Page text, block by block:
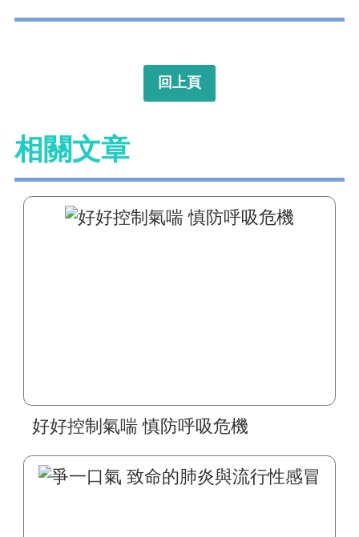
回上頁
相關文章
好好控制氣喘 慎防呼吸危機